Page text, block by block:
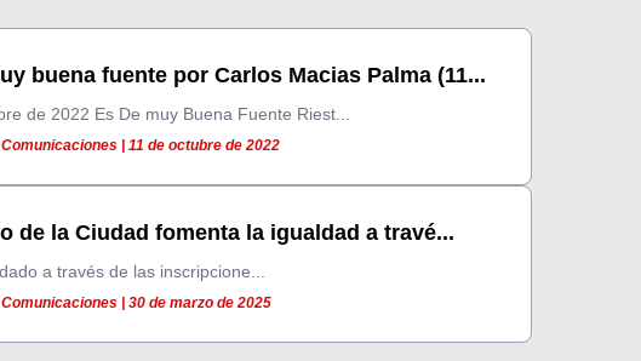
buena fuente por Carlos Macias Palma (11...
de 2022 Es De muy Buena Fuente Riest...
| 11 de octubre de 2022
de la Ciudad fomenta la igualdad a travé...
a través de las inscripcione...
| 30 de marzo de 2025